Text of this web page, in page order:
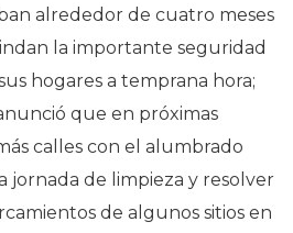
alrededor de cuatro meses
la importante seguridad
hogares a temprana hora;
que en próximas
calles con el alumbrado
jornada de limpieza y resolver
de algunos sitios en